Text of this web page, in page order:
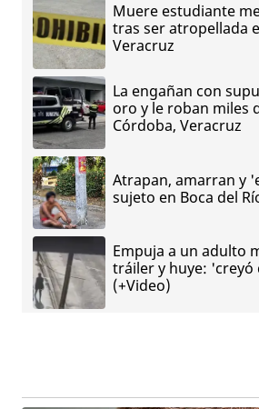
Muere estudiante
tras ser atropellada
Veracruz
La engañan con
oro y le roban miles
Córdoba, Veracruz
Atrapan, amarran y
sujeto en Boca del
Empuja a un adulto
tráiler y huye: 'creyó
(+Video)